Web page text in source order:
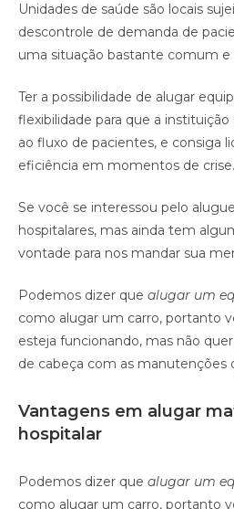
Unidades de saúde são locais
descontrole de demanda de
uma situação bastante comum
Ter a possibilidade de alugar
flexibilidade para que a
ao fluxo de pacientes, e consiga
eficiência em momentos de crise.
Se você se interessou pelo
hospitalares, mas ainda tem
vontade para nos mandar sua
Podemos dizer que alugar um
como alugar um carro, portanto
esteja funcionando, mas não
de cabeça com as manutenções
Vantagens em alugar
hospitalar
Podemos dizer que alugar um
como alugar um carro, portanto